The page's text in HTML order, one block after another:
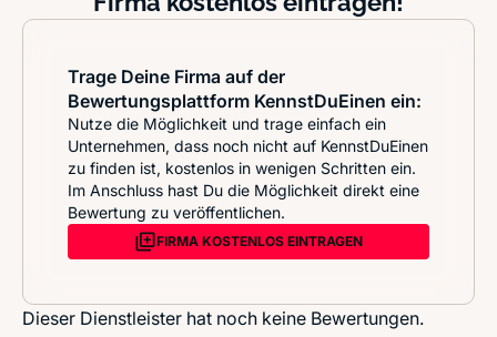
Trage Deine Firma auf der
Bewertungsplattform KennstDuEinen ein:
Nutze die Möglichkeit und trage einfach ein
Unternehmen, dass noch nicht auf KennstDuEinen
zu finden ist, kostenlos in wenigen Schritten ein.
Im Anschluss hast Du die Möglichkeit direkt eine
Bewertung zu veröffentlichen.
FIRMA KOSTENLOS EINTRAGEN
Dieser Dienstleister hat noch keine Bewertungen.